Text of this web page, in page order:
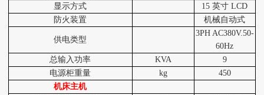
显示方式
15 英寸 LCD
防火装置
机械自动式
供电类型
3PH AC380V.50-
60Hz
总输入功率
KVA
9
电源柜重量
kg
450
机床主机